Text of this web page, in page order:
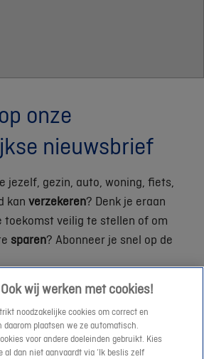
onze
nieuwsbrief
jezelf, gezin, auto, woning, fiets,
kan verzekeren? Denk je eraan
toekomst veilig te stellen of om
sparen? Abonneer je snel op de
helder advies.
en commerciële acties.
beleggen en sparen.
wij werken met cookies!
noodzakelijke cookies om correct en
plaatsen we ze automatisch.
voor andere doeleinden gebruikt. Kies
al dan niet aanvaardt via ‘Ik beslis zelf